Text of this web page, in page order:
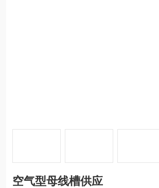
空气型母线槽供应